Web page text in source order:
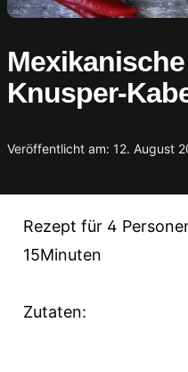
Knusper-
Veröffentlicht am: 12. August
Rezept für 4
15Minuten
Zutaten: